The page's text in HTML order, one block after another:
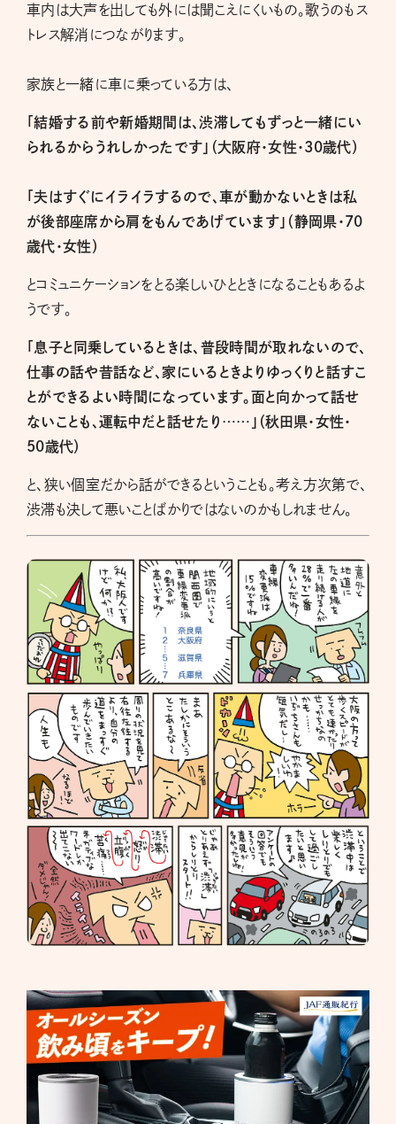
車内は大声を出しても外には聞こえにくいもの。歌うのもス
トレス解消につながります。
家族と一緒に車に乗っている方は、
「結婚する前や新婚期間は、渋滞してもずっと一緒にい
られるからうれしかったです」（大阪府・女性・30歳代）
「夫はすぐにイライラするので、車が動かないときは私
が後部座席から肩をもんであげています」（静岡県・70
歳代・女性）
とコミュニケーションをとる楽しいひとときになることもあるよ
うです。
「息子と同乗しているときは、普段時間が取れないので、
仕事の話や昔話など、家にいるときよりゆっくりと話すこ
とができるよい時間になっています。面と向かって話せ
ないことも、運転中だと話せたり……」（秋田県・女性・
50歳代）
と、狭い個室だから話ができるということも。考え方次第で、
渋滞も決して悪いことばかりではないのかもしれません。